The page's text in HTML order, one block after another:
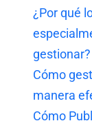
¿Por qué
gestionar?
Cómo
manera
Cómo